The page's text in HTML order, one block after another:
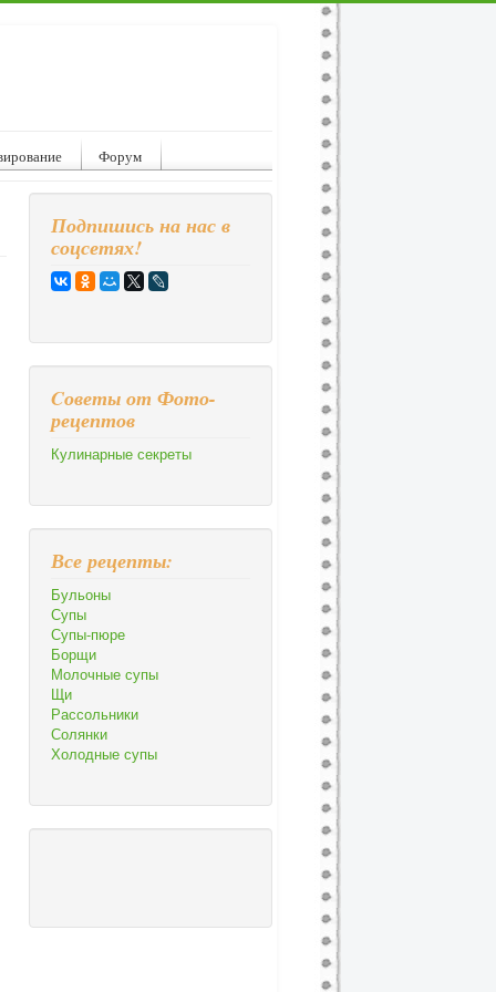
Форум
Подпишись на нас в
соцсетях!
Cоветы от Фото-
рецептов
Кулинарные секреты
Все рецепты:
Бульоны
Супы
Супы-пюре
Борщи
Молочные супы
Щи
Рассольники
Солянки
Холодные супы